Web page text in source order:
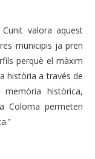
valora aquest
municipis ja pren
perquè el màxim
història a través de
històrica,
Coloma permeten